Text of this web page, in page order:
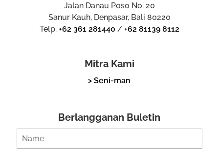
Jalan Danau Poso No. 20
Sanur Kauh, Denpasar, Bali 80220
Telp. +62 361 281440 / +62 81139 8112
Mitra Kami
> Seni-man
Berlangganan Buletin